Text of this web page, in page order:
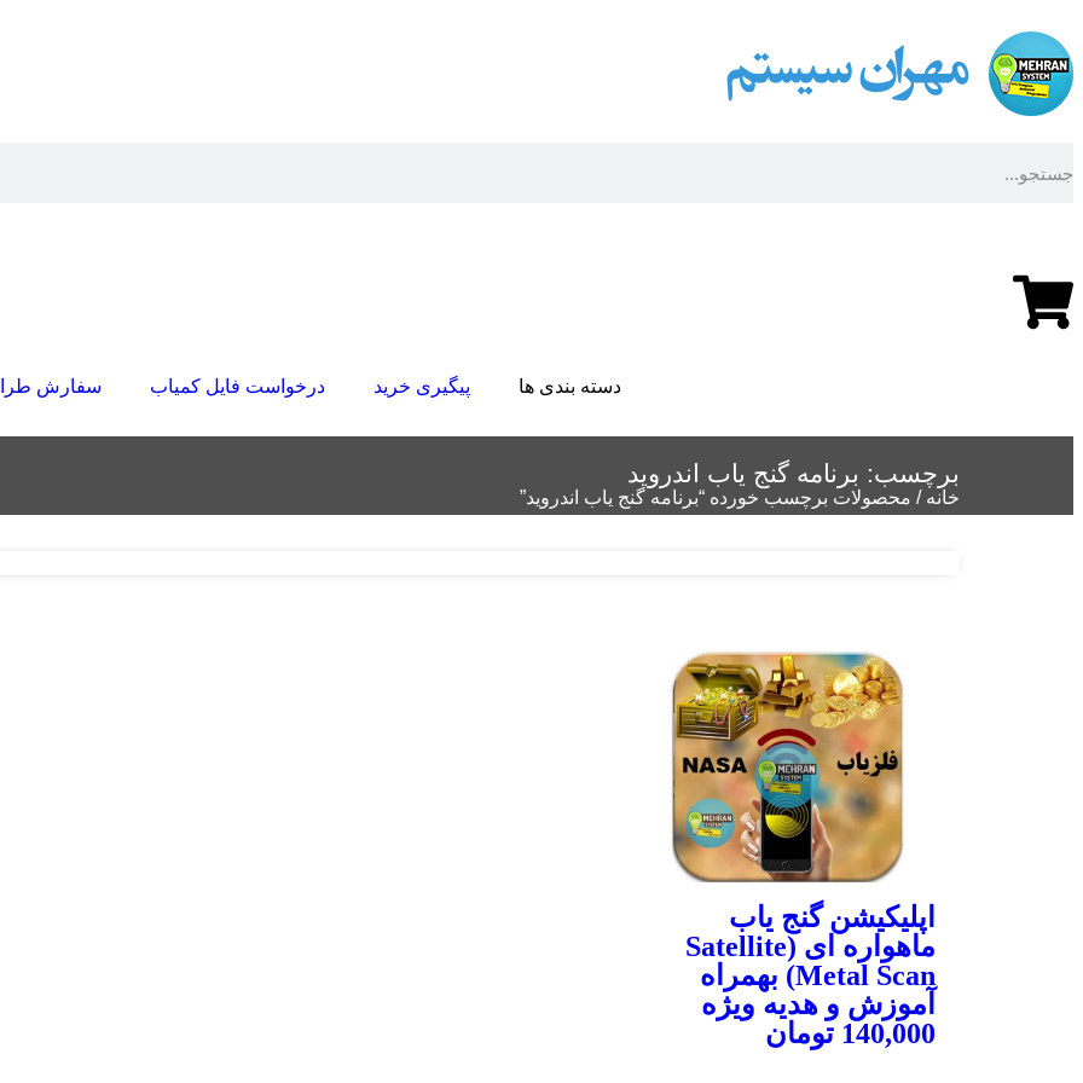
دسته بندی ها پیگیری خرید درخواست فایل کمیاب سفارش
برچسب: برنامه گنج یاب اندروید
خانه / محصولات برچسب خورده “برنامه گنج یاب اندروید”
اپلیکیشن گنج یاب
ماهواره ای (Satellite
Metal Scan) بهمراه
آموزش و هدیه ویژه
140,000 تومان